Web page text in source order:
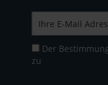
Der
zu